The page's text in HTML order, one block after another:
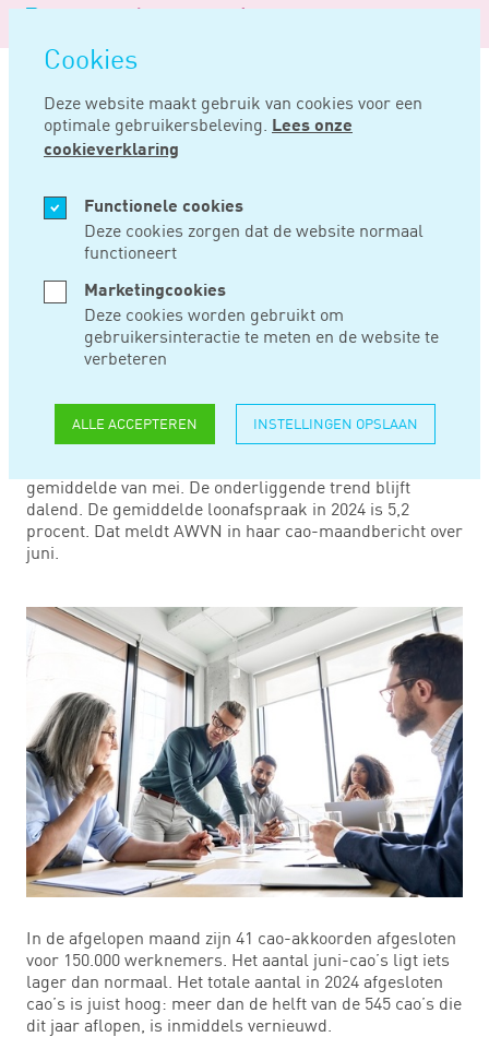
overslaan
Cookies
Deze website maakt gebruik van cookies voor een
optimale gebruikersbeleving. Lees onze
cookieverklaring
Functionele cookies
Deze cookies zorgen dat de website normaal
functioneert
Marketingcookies
Deze cookies worden gebruikt om
gebruikersinteractie te meten en de website te
verbeteren
ALLE ACCEPTEREN INSTELLINGEN OPSLAAN
Logo
Noord
Negentig
Home Nieuws Loonafspraken juni iets hoger dan mei
JUL 25, 2024
LOONAFSPRAKEN
JUNI IETS HOGER
DAN MEI
In juni 2024 kwamen nieuwe loonafspraken in cao’s uit
gemiddelde van mei. De onderliggende trend blijft
dalend. De gemiddelde loonafspraak in 2024 is 5,2
procent. Dat meldt AWVN in haar cao-maandbericht over
juni.
In de afgelopen maand zijn 41 cao-akkoorden afgesloten
voor 150.000 werknemers. Het aantal juni-cao’s ligt iets
lager dan normaal. Het totale aantal in 2024 afgesloten
cao’s is juist hoog: meer dan de helft van de 545 cao’s die
dit jaar aflopen, is inmiddels vernieuwd.